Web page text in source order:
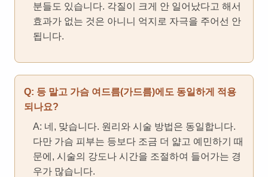
분들도 있습니다. 각질이 크게 안 일어났다고 해서
효과가 없는 것은 아니니 억지로 자극을 주어선 안
됩니다.
Q: 등 말고 가슴 여드름(가드름)에도 동일하게 적용
되나요?
A: 네, 맞습니다. 원리와 시술 방법은 동일합니다.
다만 가슴 피부는 등보다 조금 더 얇고 예민하기 때
문에, 시술의 강도나 시간을 조절하여 들어가는 경
우가 많습니다.